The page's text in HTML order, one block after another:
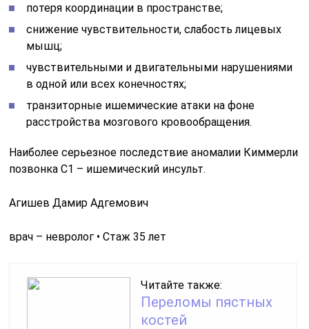
потеря координации в пространстве;
снижение чувствительности, слабость лицевых
мышц;
чувствительными и двигательными нарушениями
в одной или всех конечностях;
транзиторные ишемические атаки на фоне
расстройства мозгового кровообращения.
Наиболее серьезное последствие аномалии Киммерли
позвонка С1 – ишемический инсульт.
Агишев Дамир Адгемович
врач – невролог • Стаж 35 лет
Читайте также:
Переломы пястных
костей